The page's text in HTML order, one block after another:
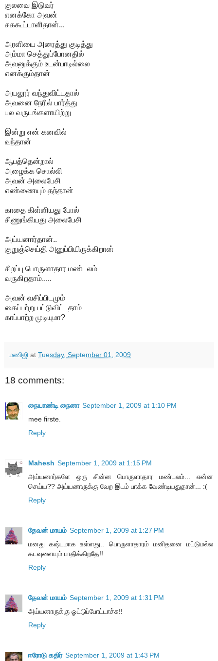
குலவை இடுவர்
எனக்கோ அவன்
சககூட்டாளிதான்...
அரளியை அரைத்து குடித்து
அம்மா செத்துப்போனதில்
அவனுக்கும் உடன்பாடில்லை
எனக்கும்தான்
அயலூர் வந்துவிட்டதால்
அவனை நேரில் பார்த்து
பல வருடங்களாயிற்று
இன்று என் கனவில்
வந்தான்
ஆபத்தென்றால்
அழைக்க சொல்லி
அவன் அலைபேசி
எண்ணையும் தந்தான்
காதை கிள்ளியது போல்
சிணுங்கியது அலைபேசி
அய்யனார்தான்..
குறுஞ்செய்தி அனுப்பியிருக்கிறான்
சிறப்பு பொருளாதார மண்டலம்
வருகிறதாம்.....
அவன் வசிப்பிடமும்
கைப்பற்று பட்டுவிட்டதாம்
காப்பாற்ற முடியுமா?
மணிஜி at Tuesday, September 01, 2009
18 comments:
நையாண்டி நைனா September 1, 2009 at 1:10 PM
mee firste.
Reply
Mahesh September 1, 2009 at 1:15 PM
அய்யனார்களே ஒரு சின்ன பொருளாதார மண்டலம்... என்ன
செய்ய?? அய்யனாருக்கு வேற இடம் பாக்க வேண்டியதுதான்... :(
Reply
தேவன் மாயம் September 1, 2009 at 1:27 PM
மனது கஷ்டமாக உள்ளது.. பொருளாதாரம் மனிதனை மட்டுமல்ல
கடவுளையும் பாதிக்கிறதே!!
Reply
தேவன் மாயம் September 1, 2009 at 1:31 PM
அய்யனாருக்கு ஓட்டுப்போட்டாச்சு!!
Reply
ஈரோடு கதிர் September 1, 2009 at 1:43 PM